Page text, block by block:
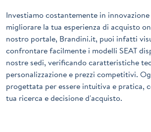
Investiamo costantemente in
migliorare la tua esperienza di acquisto
nostro portale, Brandini.it, puoi infatti
confrontare facilmente i modelli SEAT
nostre sedi, verificando caratteristiche
personalizzazione e prezzi competitivi.
progettata per essere intuitiva e pratica,
tua ricerca e decisione d'acquisto.